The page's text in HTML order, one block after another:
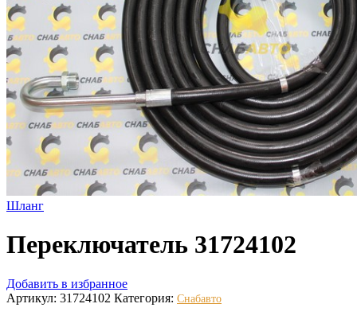
Шланг
Переключатель 31724102
Добавить в избранное
Артикул: 31724102 Категория: Снабавто